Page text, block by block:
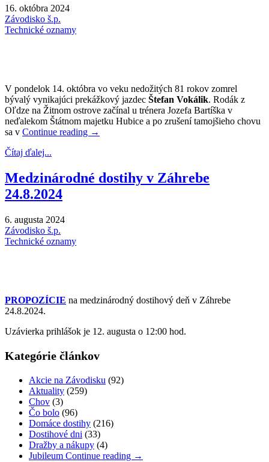
16. októbra 2024
Závodisko š.p.
Technické oznamy
V pondelok 14. októbra vo veku nedožitých 81 rokov zomrel
bývalý vynikajúci prekážkový jazdec Štefan Vokálik. Rodák z
Oľdze na Žitnom ostrove začínal u trénera Jozefa Bartíška v
neďalekom Štátnom majetku Hubice a po zrušení tamojšieho chovu
sa v Continue reading →
Čítaj ďalej...
Medzinárodné dostihy v Záhrebe
24.8.2024
6. augusta 2024
Závodisko š.p.
Technické oznamy
PROPOZÍCIE na medzinárodný dostihový deň v Záhrebe
24.8.2024.
Uzávierka prihlášok je 12. augusta o 12:00 hod.
Kategórie článkov
Akcie na Závodisku (92)
Aktuality (259)
Chov (3)
Čo bolo (96)
Domáce dostihy (216)
Dostihové dni (33)
Dražby a nákupy (4)
Jubileum Continue reading →